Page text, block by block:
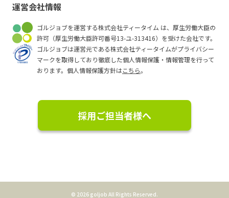
運営会社情報
ゴルジョブを運営する株式会社ティータイム は、厚生労働大臣の
許可（厚生労働大臣許可番号13-ユ-313416）を受けた会社です。
ゴルジョブは運営元である株式会社ティータイムがプライバシー
マークを取得しており徹底した個人情報保護・情報管理を行って
おります。個人情報保護方針はこちら。
採用ご担当者様へ
© 2026 goljob All Rights Reserved.